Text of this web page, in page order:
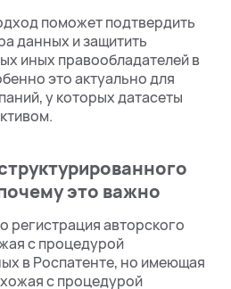
поможет подтвердить
данных и защитить
иных правообладателей в
это актуально для
у которых датасеты
это важно
регистрация авторского
с процедурой
в Роспатенте, но имеющая
с процедурой